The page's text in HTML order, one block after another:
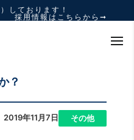
しております！
採用情報はこちらから➞
？
2019年11月7日 その他